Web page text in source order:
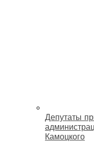
Депутаты
Камоцкого